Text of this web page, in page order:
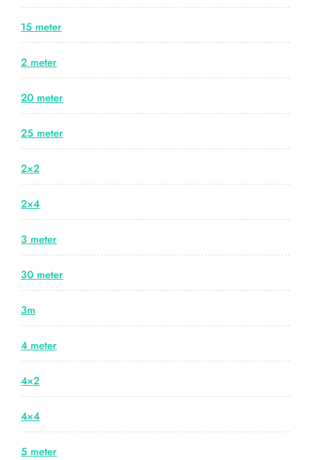
15 meter
2 meter
20 meter
25 meter
2×2
2×4
3 meter
30 meter
3m
4 meter
4×2
4×4
5 meter